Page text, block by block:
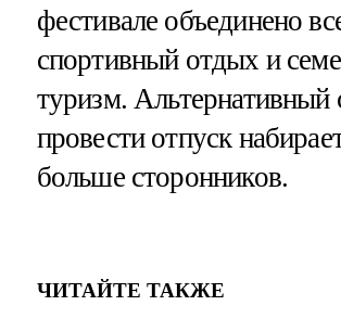
фестивале объединено
спортивный отдых и
туризм. Альтернативный
провести отпуск
больше сторонников.
ЧИТАЙТЕ ТАКЖЕ